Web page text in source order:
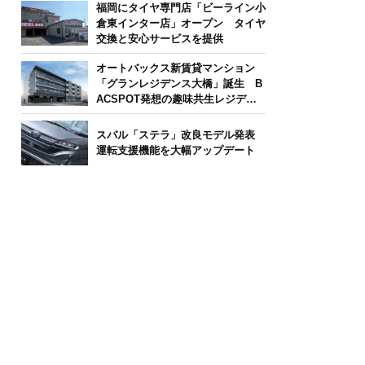
福岡にタイヤ専門店「ビーライン小
倉東インター店」オープン タイヤ
交換と安心サービスを提供
オートバックス新賃貸マンション
「グランレジデンス大橋」誕生 B
ACSPOT発想の趣味共生レジデン
ス
スバル「ステラ」改良モデル発表
運転支援機能を大幅アップデート